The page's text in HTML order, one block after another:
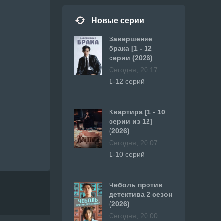
Новые серии
Завершение
брака [1 - 12
серии (2026)
Сегодня, 20:17
1-12 серий
Квартира [1 - 10
серии из 12]
(2026)
Сегодня, 20:07
1-10 серий
Чеболь против
детектива 2 сезон
(2026)
Сегодня, 20:00